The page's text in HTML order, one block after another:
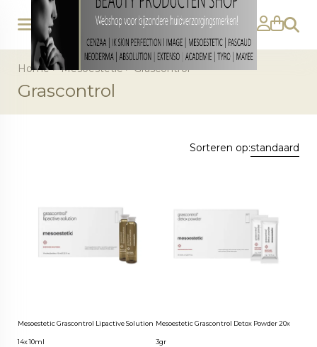
Home>Mesoestetic>Grascontrol
Grascontrol
Sorteren op:standaard
Mesoestetic Grascontrol Lipactive Solution
14x 10ml
Mesoestetic Grascontrol Detox Powder 20x
3gr